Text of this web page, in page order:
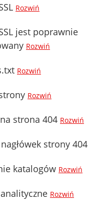
Rozwiń
jest poprawnie
Rozwiń
Rozwiń
Rozwiń
strona 404 Rozwiń
strony 404
katalogów Rozwiń
Rozwiń